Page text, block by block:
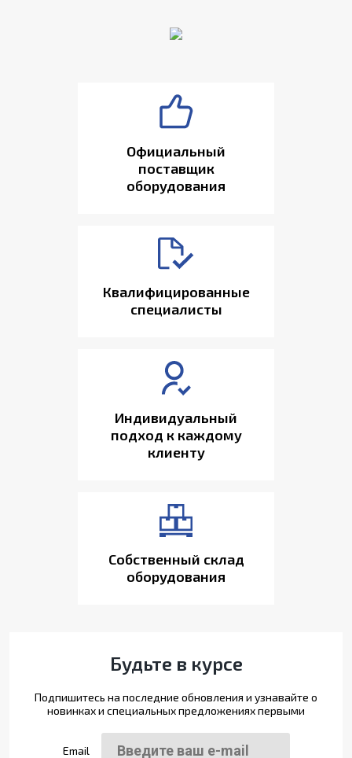
Официальный
поставщик
оборудования
Квалифицированные
специалисты
Индивидуальный
подход к каждому
клиенту
Собственный склад
оборудования
Будьте в курсе
Подпишитесь на последние обновления и узнавайте о
новинках и специальных предложениях первыми
Email